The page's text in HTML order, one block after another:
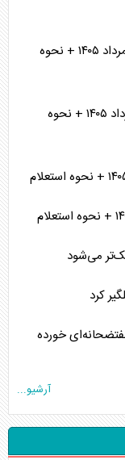
جدول قطعی برق استان فارس فردا شنبه ۱۷ مرداد ۱۴۰۵ + نحوه
جدول قطعی برق استان البرز فردا شنبه ۱۷ مرداد ۱۴۰۵ + نحوه
می‌شود
کرد
خورده
آرشیو...